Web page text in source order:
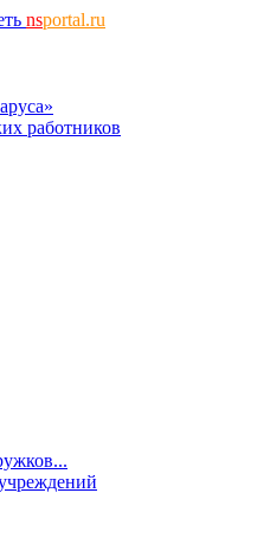
nsportal.ru
работников